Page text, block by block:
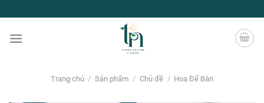
đến
nội
Trang chủ / Sản phẩm / Chủ đề / Hoa Để Bàn